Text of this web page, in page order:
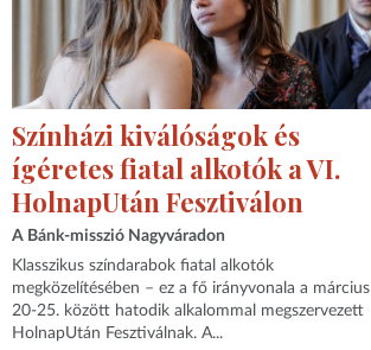
Színházi kiválóságok és
ígéretes fiatal alkotók a VI.
HolnapUtán Fesztiválon
A Bánk-misszió Nagyváradon
Klasszikus színdarabok fiatal alkotók
megközelítésében – ez a fő irányvonala a március
20-25. között hatodik alkalommal megszervezett
HolnapUtán Fesztiválnak. A...